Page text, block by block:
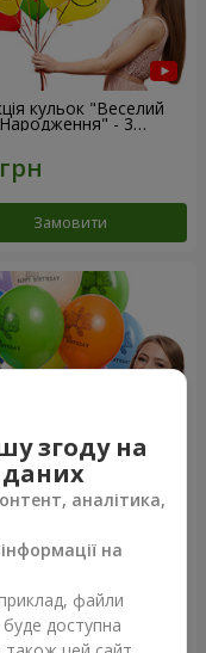
кульок "Веселий
- 3
Замовити
шариков "День
(с Тедди)
Замовити
згоду на
аналітика,
на
файли
буде доступна